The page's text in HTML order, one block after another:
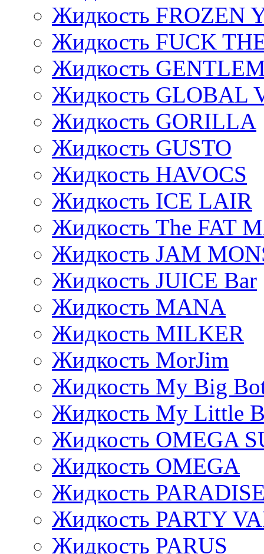
Жидкость FROZEN
Жидкость FUCK
Жидкость
Жидкость GLOBAL
Жидкость GORILLA
Жидкость GUSTO
Жидкость HAVOCS
Жидкость ICE LAIR
Жидкость The FAT
Жидкость JAM
Жидкость JUICE Bar
Жидкость MANA
Жидкость MILKER
Жидкость MorJim
Жидкость My Big
Жидкость My Little
Жидкость OMEGA
Жидкость OMEGA
Жидкость
Жидкость PARTY
Жидкость PARUS